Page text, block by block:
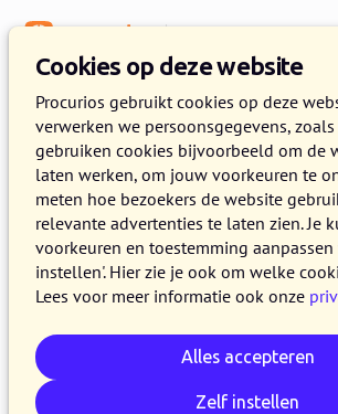
Cookies op deze website
Procurios gebruikt cookies op deze
verwerken we persoonsgegevens, zoals
gebruiken cookies bijvoorbeeld om de
laten werken, om jouw voorkeuren te
meten hoe bezoekers de website
relevante advertenties te laten zien. Je
voorkeuren en toestemming aanpassen
instellen'. Hier zie je ook om welke
Lees voor meer informatie ook onze
Alles accepteren
Zelf instellen
CRM & data
De verborgen
software in jouw
23 JANUARI 2026 PROCURIOS 3
Veel organisaties weten niet
en donateurdata allemaal staat.
eerlijke inventarisatie van je
softwarelandschap.